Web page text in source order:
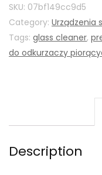
SKU: 07bf149cc9d5
Category: Urządzenia
Tags: glass cleaner,
do odkurzaczy
Description